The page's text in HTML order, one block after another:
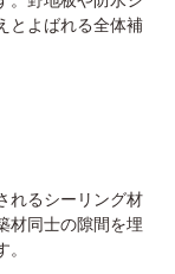
とよばれる全体補
れるシーリング材
材同士の隙間を埋